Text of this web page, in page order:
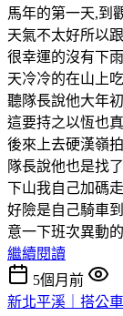
馬年的第一天,到
天氣不太好所以
很幸運的沒有下
天冷冷的在山上
聽隊長說他大年
這要持之以恆也
後來上去硬漢嶺
隊長說他也是找
下山我自己加碼
好險是自己騎車
意一下班次異動
繼續閱讀
5個月前
新北平溪｜搭公